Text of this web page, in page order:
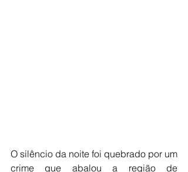
O silêncio da noite foi quebrado por um
crime que abalou a região de